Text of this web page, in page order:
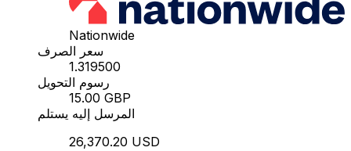
Nationwide
سعر الصرف
1.319500
رسوم التحويل
15.00 GBP
المرسل إليه يستلم
26,370.20 USD